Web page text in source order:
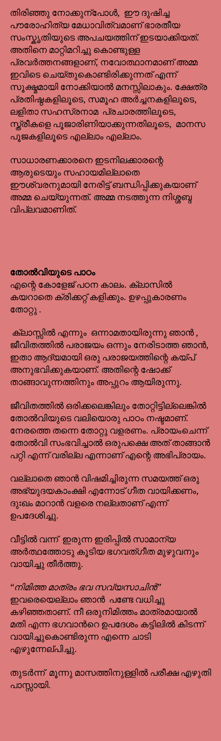
തിരിഞ്ഞു നോക്കുന്പോൾ, ഈ ദുഷിച്ച
പൗരോഹിത്യ മേധാവിത്വമാണ് ഭാരതീയ
സംസ്കൃതിയുടെ അപചയത്തിന് ഇടയാക്കിയത്.
അതിനെ മാറ്റിമറിച്ചു കൊണ്ടുള്ള
പ്രവർത്തനങ്ങളാണ്, നവോത്ഥാനമാണ് അമ്മ
ഇവിടെ ചെയ്തുകൊണ്ടിരിക്കുന്നത് എന്ന്
സൂക്ഷ്മമായി നോക്കിയാൽ മനസ്സിലാകും. ക്ഷേത്ര
പ്രതിഷ്ഠകളിലൂടെ, സമൂഹ അർച്ചനകളിലൂടെ,
ലളിതാ സഹസ്രനാമ പ്രചാരത്തിലൂടെ,
സ്ത്രീകളെ പൂജാരിണിയാക്കുന്നതിലൂടെ, മാനസ
പൂജകളിലൂടെ എല്ലാം എല്ലാം.
സാധാരണക്കാരനെ ഇടനിലക്കാരന്റെ
ആരുടെയും സഹായമില്ലാതെ
ഈശ്വരനുമായി നേരിട്ട് ബന്ധിപ്പിക്കുകയാണ്
അമ്മ ചെയ്യുന്നത്. അമ്മ നടത്തുന്ന നിശ്ശബ്ദ
വിപ്ലവമാണിത്.
തോൽവിയുടെ പാഠം
എന്റെ കോളേജ് പഠന കാലം. ക്ലാസിൽ
കയറാതെ ക്രിക്കറ്റ് കളിക്കും. ഉഴപ്പുകാരണം
തോറ്റു .
ക്ലാസ്സിൽ എന്നും ഒന്നാമതായിരുന്നു ഞാൻ ,
ജീവിതത്തിൽ പരാജയം ഒന്നും നേരിടാത്ത ഞാൻ,
ഇതാ ആദ്യമായി ഒരു പരാജയത്തിന്റെ കയ്പ്
അനുഭവിക്കുകയാണ്. അതിന്റെ ഷോക്ക്
താങ്ങാവുന്നത്തിനും അപ്പുറം ആയിരുന്നു.
ജീവിതത്തിൽ ഒരിക്കലെങ്കിലും തോറ്റിട്ടില്ലെങ്കിൽ
തോൽവിയുടെ വലിയൊരു പാഠം നഷ്ടമാണ്.
നേരത്തെ തന്നെ തോറ്റു വളരണം. പ്രായംചെന്ന്
തോൽവി സംഭവിച്ചാൽ ഒരുപക്ഷെ അത് താങ്ങാൻ
പറ്റി എന്ന് വരില്ല എന്നാണ് എന്റെ അഭിപ്രായം.
വല്ലാതെ ഞാൻ വിഷമിച്ചിരുന്ന സമയത്ത് ഒരു
അഭ്യുദയകാംക്ഷി എന്നോട് ഗീത വായിക്കണം,
ദുഃഖം മാറാൻ വളരെ നല്ലതാണ് എന്ന്
ഉപദേശിച്ചു.
വീട്ടിൽ വന്ന് ഇരുന്ന ഇരിപ്പിൽ സാമാന്യ
അർത്ഥത്തോടു കൂടിയ ഭഗവത്ഗീത മുഴുവനും
വായിച്ചു തീർത്തു.
“നിമിത്ത മാത്രം ഭവ സവ്യസാചിൻ”
ഇവരെയെല്ലാം ഞാൻ പണ്ടേ വധിച്ചു
കഴിഞ്ഞതാണ്. നീ ഒരുനിമിത്തം മാത്രമായാൽ
മതി എന്ന ഭഗവാൻറെ ഉപദേശം കട്ടിലിൽ കിടന്ന്
വായിച്ചുകൊണ്ടിരുന്ന എന്നെ ചാടി
എഴുന്നേല്പിച്ചു.
തുടർന്ന് മൂന്നു മാസത്തിനുള്ളിൽ പരീക്ഷ എഴുതി
പാസ്സായി.